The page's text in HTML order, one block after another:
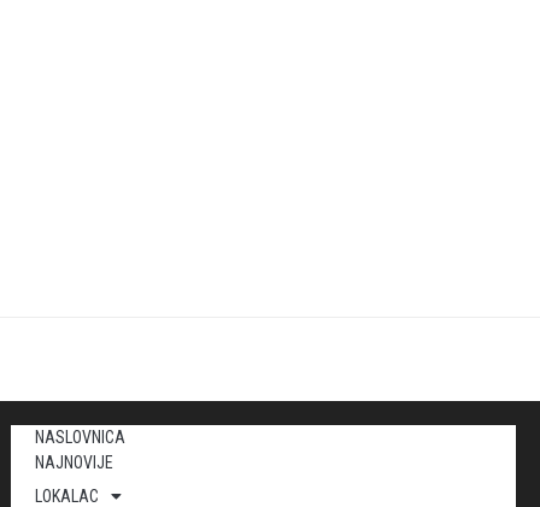
NASLOVNICA
NAJNOVIJE
LOKALAC